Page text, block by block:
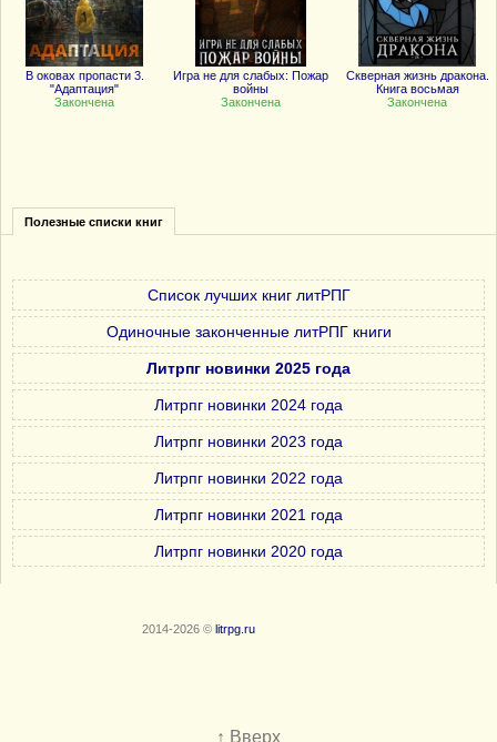
В оковах пропасти 3.
"Адаптация"
Закончена
Игра не для слабых: Пожар
войны
Закончена
Скверная жизнь дракона.
Книга восьмая
Закончена
Полезные списки книг
Список лучших книг литРПГ
Одиночные законченные литРПГ книги
Литрпг новинки 2025 года
Литрпг новинки 2024 года
Литрпг новинки 2023 года
Литрпг новинки 2022 года
Литрпг новинки 2021 года
Литрпг новинки 2020 года
2014-2026 © litrpg.ru
↑ Вверх